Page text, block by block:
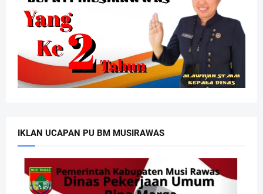
IKLAN UCAPAN PU BM MUSIRAWAS